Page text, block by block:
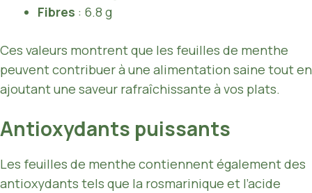
Fibres : 6.8 g
Ces valeurs montrent que les feuilles de menthe
peuvent contribuer à une alimentation saine tout en
ajoutant une saveur rafraîchissante à vos plats.
Antioxydants puissants
Les feuilles de menthe contiennent également des
antioxydants tels que la rosmarinique et l’acide